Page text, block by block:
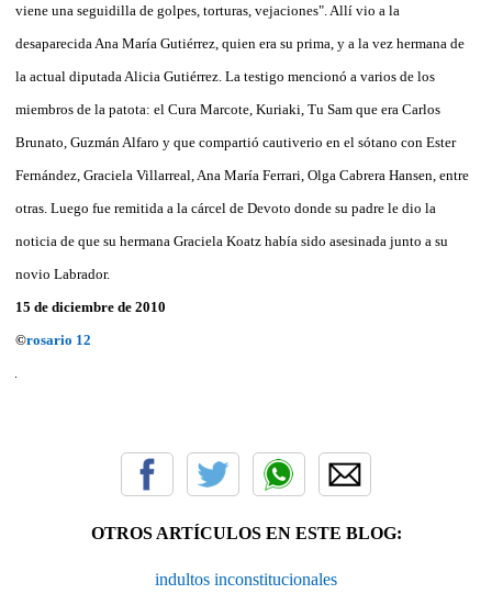
viene una seguidilla de golpes, torturas, vejaciones". Allí vio a la
desaparecida Ana María Gutiérrez, quien era su prima, y a la vez hermana de
la actual diputada Alicia Gutiérrez. La testigo mencionó a varios de los
miembros de la patota: el Cura Marcote, Kuriaki, Tu Sam que era Carlos
Brunato, Guzmán Alfaro y que compartió cautiverio en el sótano con Ester
Fernández, Graciela Villarreal, Ana María Ferrari, Olga Cabrera Hansen, entre
otras. Luego fue remitida a la cárcel de Devoto donde su padre le dio la
noticia de que su hermana Graciela Koatz había sido asesinada junto a su
novio Labrador.
15 de diciembre de 2010
©rosario 12
OTROS ARTÍCULOS EN ESTE BLOG:
indultos inconstitucionales